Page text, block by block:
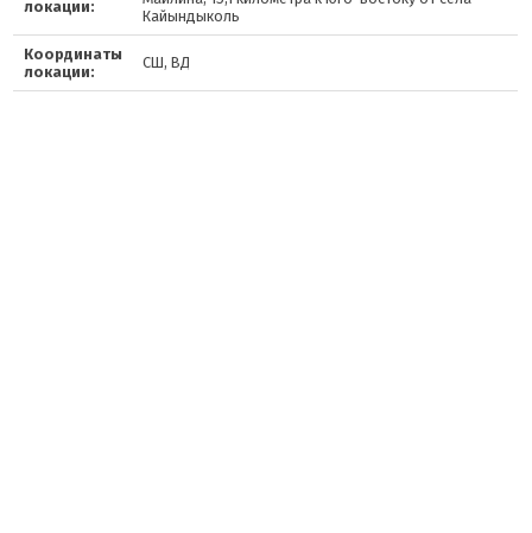
локации:
Кайындыколь
Координаты
локации:
СШ, ВД